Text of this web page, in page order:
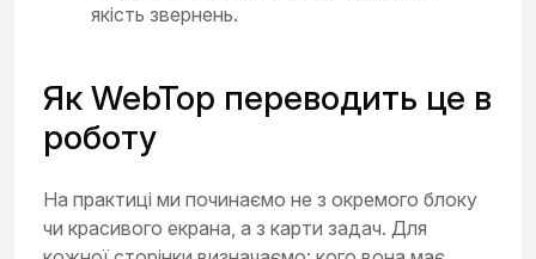
якість звернень.
Як WebTop переводить це в
роботу
На практиці ми починаємо не з окремого блоку
чи красивого екрана, а з карти задач. Для